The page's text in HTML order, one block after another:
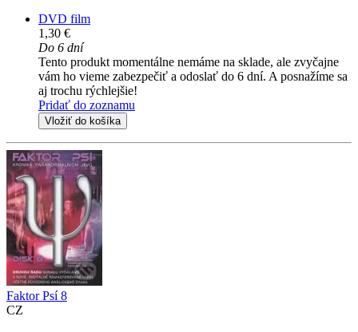
DVD film
1,30 €
Do 6 dní
Tento produkt momentálne nemáme na sklade, ale zvyčajne
vám ho vieme zabezpečiť a odoslať do 6 dní. A posnažíme sa
aj trochu rýchlejšie!
Pridať do zoznamu
Vložiť do košíka
Faktor Psí 8
CZ